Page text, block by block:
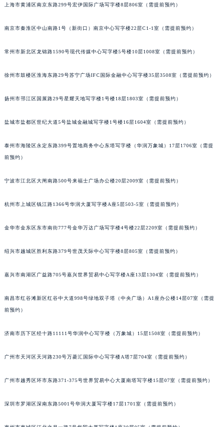
上海市黄浦区南京东路299号宏伊国际广场写字楼8层806室（需提前预约）
南京市秦淮区中山南路1号（新街口）南京中心写字楼22层C1-1室（需提前预约）
常州市新北区龙锦路1590号现代传媒中心写字楼5号楼10层1008室（需提前预约）
徐州市鼓楼区淮海东路29号苏宁广场IFC国际金融中心写字楼35层3508室（需提前预约）
扬州市邗江区国展路29号星耀天地写字楼1号楼18层1803室（需提前预约）
盐城市盐都区世纪大道5号盐城金融城写字楼1号楼16层1604室（需提前预约）
泰州市海陵区永定东路399号置地商务中心东塔写字楼（华润万象城）17层1706室（需提
前预约）
宁波市江北区大闸南路500号来福士广场办公楼20层2009室（需提前预约）
杭州市上城区钱江路1366号华润大厦写字楼A座5层503-5室（需提前预约）
金华市金东区东市南街777号金华万达广场写字楼4号楼22层2209室（需提前预约）
绍兴市越城区胜利东路379号世茂天际中心写字楼8层805室（需提前预约）
嘉兴市南湖区广益路705号嘉兴世界贸易中心写字楼A座13层1304室（需提前预约）
南昌市红谷滩新区红谷中大道998号绿地双子塔（中央广场）A1座办公楼14层07室（需提
前预约）
济南市历下区经十路11111号华润中心写字楼（万象城）15层1508室（需提前预约）
广州市天河区天河路230号万菱汇国际中心写字楼A塔7层704室（需提前预约）
广州市越秀区环市东路371-375号世界贸易中心大厦南塔写字楼15层07室（需提前预约）
深圳市罗湖区深南东路5001号华润大厦写字楼17层1701室（需提前预约）